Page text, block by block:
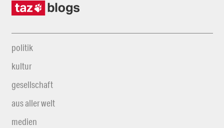
politik
kultur
gesellschaft
aus aller welt
medien